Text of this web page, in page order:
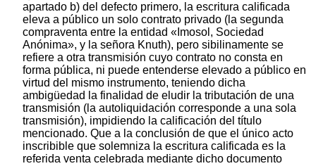
apartado b) del defecto primero, la escritura calificada
eleva a público un solo contrato privado (la segunda
compraventa entre la entidad «Imosol, Sociedad
Anónima», y la señora Knuth), pero sibilinamente se
refiere a otra transmisión cuyo contrato no consta en
forma pública, ni puede entenderse elevado a público en
virtud del mismo instrumento, teniendo dicha
ambigüedad la finalidad de eludir la tributación de una
transmisión (la autoliquidación corresponde a una sola
transmisión), impidiendo la calificación del título
mencionado. Que a la conclusión de que el único acto
inscribible que solemniza la escritura calificada es la
referida venta celebrada mediante dicho documento